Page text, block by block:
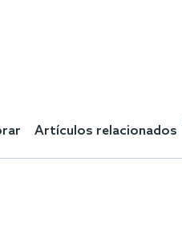
Artículos relacionados